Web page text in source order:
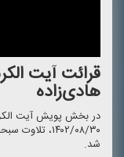
قرائت آیت
هادی‌زاده
در بخش پویش آیت
۱۴۰۲/۰۸/۳۰،
شد.